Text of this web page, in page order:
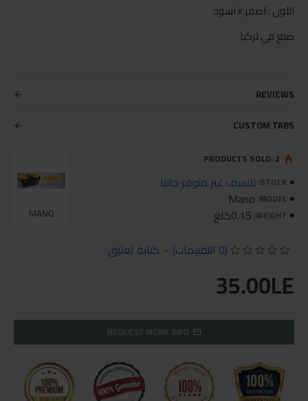
اللون : اصفر x اسود
صنع في تركيا
REVIEWS
CUSTOM TABS
STOCK: للاسف غير متوفر حاليا
MODEL:
Mano
WEIGHT: 0.15كلغ MANO
PRODUCTS SOLD: 2
(0 التقييمات) - كتابة تعليق
35.00LE
REQUEST MORE INFO